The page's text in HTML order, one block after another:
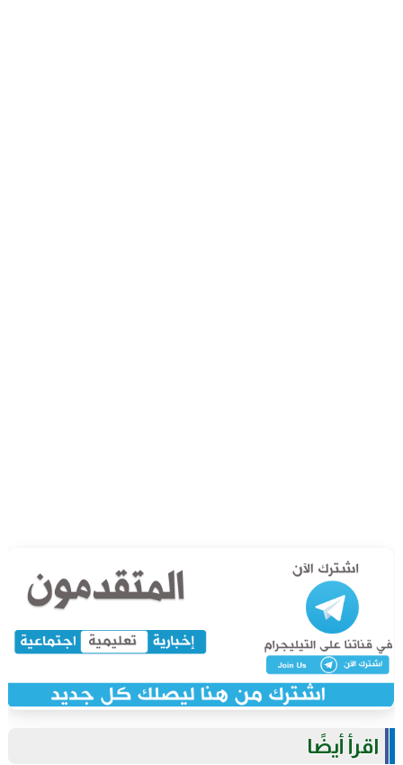
اقرأ أيضًا